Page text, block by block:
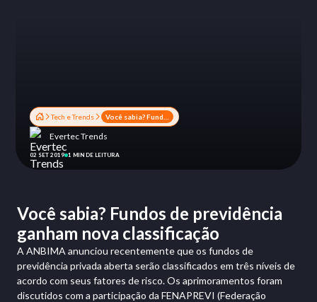
Tech e Trends
Evertec Trends
02 SET 2019 1 MIN DE LEITURA
Você sabia? Fundos de previdência
ganham nova classificação
A ANBIMA anunciou recentemente que os fundos de
previdência privada aberta serão classificados em três níveis de
acordo com seus fatores de risco. Os aprimoramentos foram
discutidos com a participação da FENAPREVI (Federação